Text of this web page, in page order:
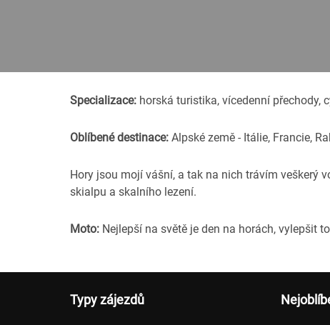
Specializace: horská turistika, vícedenní přechody,
Oblíbené destinace: Alpské země - Itálie, Francie,
Hory jsou mojí vášní, a tak na nich trávím veškerý
skialpu a skalního lezení.
Moto: Nejlepší na světě je den na horách, vylepšit
Typy zájezdů